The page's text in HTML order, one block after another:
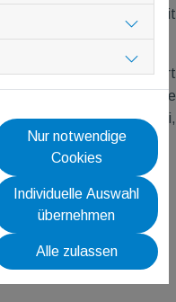
Silber oder Gold mit
werden.
zu diesem Outdoor Sport
sicherlich eine
nächsten Mittwoch vorbei,
Nur notwendige
Cookies
Individuelle Auswahl
übernehmen
Alle zulassen